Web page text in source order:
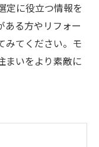
定に役立つ情報を
ある方やリフォー
みてください。モ
まいをより素敵に